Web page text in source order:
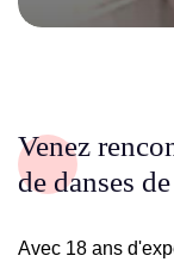
Venez
de danses
Avec 18 ans